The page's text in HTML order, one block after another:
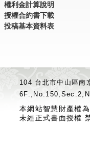
權利金計算說明
授權合約書下載
投稿基本資料表
104 台北市中山區
本網站智慧財產權
未經正式書面授權